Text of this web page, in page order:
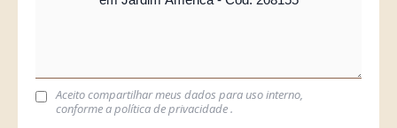
Aceito compartilhar meus dados para uso interno,
conforme apolítica de privacidade.